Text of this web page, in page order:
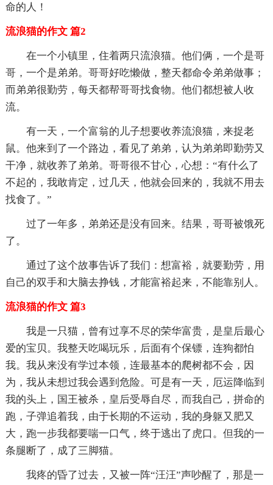
命的人！
流浪猫的作文 篇2
在一个小镇里，住着两只流浪猫。他们俩，一个是哥
哥，一个是弟弟。哥哥好吃懒做，整天都命令弟弟做事；
而弟弟很勤劳，每天都帮哥哥找食物。他们都想被人收
流。
有一天，一个富翁的儿子想要收养流浪猫，来捉老
鼠。他来到了一个路边，看见了弟弟，认为弟弟即勤劳又
干净，就收养了弟弟。哥哥很不甘心，心想：“有什么了
不起的，我敢肯定，过几天，他就会回来的，我就不用去
找食了。”
过了一年多，弟弟还是没有回来。结果，哥哥被饿死
了。
通过了这个故事告诉了我们：想富裕，就要勤劳，用
自己的双手和大脑去挣钱，才能富裕起来，不能靠别人。
流浪猫的作文 篇3
我是一只猫，曾有过享不尽的荣华富贵，是皇后最心
爱的宝贝。我整天吃喝玩乐，后面有个保镖，连狗都怕
我。我从来没有学过本领，连最基本的爬树都不会，因
为，我从未想过我会遇到危险。可是有一天，厄运降临到
我的头上，国王被杀，皇后受辱自尽，而我自己，拼命的
跑，子弹追着我，由于长期的不运动，我的身躯又肥又
大，跑一步我都要喘一口气，终于逃出了虎口。但我的一
条腿断了，成了三脚猫。
我疼的昏了过去，又被一阵“汪汪”声吵醒了，那是一